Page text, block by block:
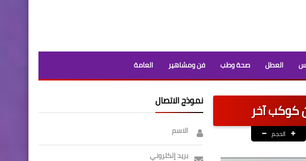
العطل صحة وطب فن ومشاهير العامة
كوكب آخر
الحجم
نموذج الاتصال
الاسم
بريد إلكتروني